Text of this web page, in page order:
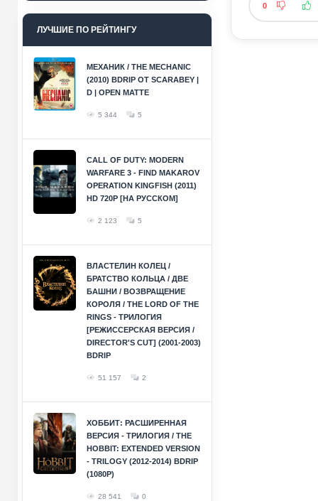
ЛУЧШИЕ ПО РЕЙТИНГУ
МЕХАНИК / THE MECHANIC
(2010) BDRIP ОТ SCARABEY |
D | OPEN MATTE
5 344 5
CALL OF DUTY: MODERN
WARFARE 3 - FIND MAKAROV
OPERATION KINGFISH (2011)
HD 720P [НА РУССКОМ]
2 123 5
ВЛАСТЕЛИН КОЛЕЦ /
БРАТСТВО КОЛЬЦА / ДВЕ
БАШНИ / ВОЗВРАЩЕНИЕ
КОРОЛЯ / THE LORD OF THE
RINGS - ТРИЛОГИЯ
[РЕЖИССЕРСКАЯ ВЕРСИЯ /
DIRECTOR'S CUT] (2001-2003)
BDRIP
51 157 2
ХОББИТ: РАСШИРЕННАЯ
ВЕРСИЯ - ТРИЛОГИЯ / THE
HOBBIT: EXTENDED VERSION
- TRILOGY (2012-2014) BDRIP
(1080P)
28 541 0
0